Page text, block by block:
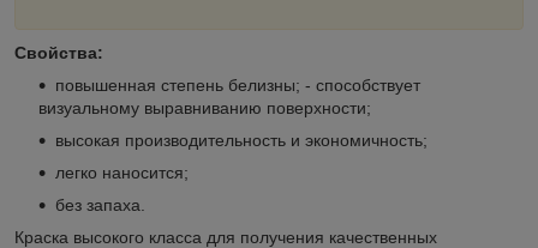
Свойства:
повышенная степень белизны; - способствует
визуальному выравниванию поверхности;
высокая производительность и экономичность;
легко наносится;
без запаха.
Краска высокого класса для получения качественных